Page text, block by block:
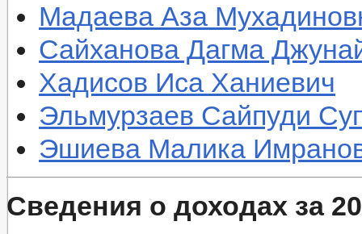
Мадаева Аза
Сайханова Дагма
Хадисов Иса Ханиевич
Эльмурзаев Сайпуди
Эшиева Малика
Сведения о доходах за